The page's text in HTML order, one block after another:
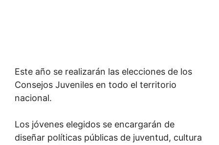
Este año se realizarán las elecciones de los
Consejos Juveniles en todo el territorio
nacional.
Los jóvenes elegidos se encargarán de
diseñar políticas públicas de juventud, cultura